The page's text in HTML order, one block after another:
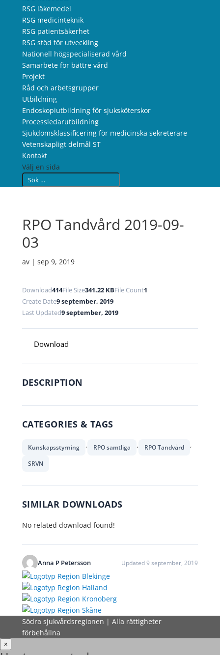
RSG läkemedel
RSG medicinteknik
RSG patientsäkerhet
RSG stöd för utveckling
Nationell högspecialiserad vård
Samarbete för bättre vård
Projekt
Råd och arbetsgrupper
Utbildning
Endoskopiutbildning för sjuksköterskor
Processledarutbildning
Sjukdomsklassificering för medicinska sekreterare
Vetenskapligt delmål ST
Kontakt
Välj en sida
RPO Tandvård 2019-09-
03
av | sep 9, 2019
Download414File Size341.22 KBFile Count1
Create Date9 september, 2019
Last Updated9 september, 2019
Download
DESCRIPTION
CATEGORIES & TAGS
Kunskapsstyrning , RPO samtliga , RPO Tandvård ,
SRVN
SIMILAR DOWNLOADS
No related download found!
Anna P Petersson Updated 9 september, 2019
Södra sjukvårdsregionen | Alla rättigheter
förbehållna
×